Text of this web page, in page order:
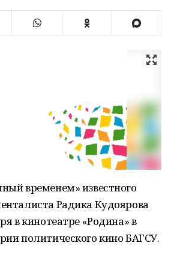
временем» известного
Радика Кудоярова
в кинотеатре «Родина» в
политического кино БАГСУ.